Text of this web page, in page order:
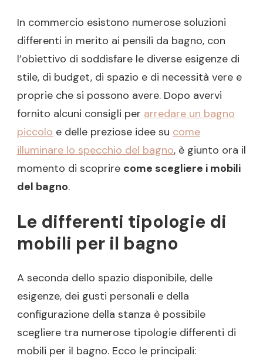
In commercio esistono numerose soluzioni
differenti in merito ai pensili da bagno, con
l’obiettivo di soddisfare le diverse esigenze di
stile, di budget, di spazio e di necessità vere e
proprie che si possono avere. Dopo avervi
fornito alcuni consigli per arredare un bagno
piccolo e delle preziose idee su come
illuminare lo specchio del bagno, è giunto ora il
momento di scoprire come scegliere i mobili
del bagno.
Le differenti tipologie di
mobili per il bagno
A seconda dello spazio disponibile, delle
esigenze, dei gusti personali e della
configurazione della stanza è possibile
scegliere tra numerose tipologie differenti di
mobili per il bagno. Ecco le principali: